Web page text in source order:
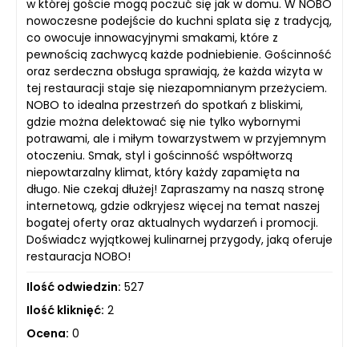
w której goście mogą poczuć się jak w domu. W NOBO
nowoczesne podejście do kuchni splata się z tradycją,
co owocuje innowacyjnymi smakami, które z
pewnością zachwycą każde podniebienie. Gościnność
oraz serdeczna obsługa sprawiają, że każda wizyta w
tej restauracji staje się niezapomnianym przeżyciem.
NOBO to idealna przestrzeń do spotkań z bliskimi,
gdzie można delektować się nie tylko wybornymi
potrawami, ale i miłym towarzystwem w przyjemnym
otoczeniu. Smak, styl i gościnność współtworzą
niepowtarzalny klimat, który każdy zapamięta na
długo. Nie czekaj dłużej! Zapraszamy na naszą stronę
internetową, gdzie odkryjesz więcej na temat naszej
bogatej oferty oraz aktualnych wydarzeń i promocji.
Doświadcz wyjątkowej kulinarnej przygody, jaką oferuje
restauracja NOBO!
Ilość odwiedzin: 527
Ilość kliknięć: 2
Ocena: 0